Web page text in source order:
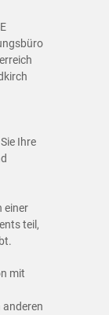
Ihre
einer
teil,
mit